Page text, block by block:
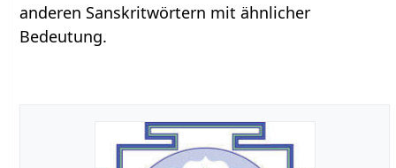
anderen Sanskritwörtern mit ähnlicher
Bedeutung.